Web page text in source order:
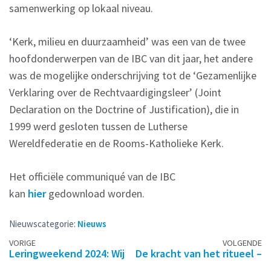
samenwerking op lokaal niveau.
‘Kerk, milieu en duurzaamheid’ was een van de twee
hoofdonderwerpen van de IBC van dit jaar, het andere
was de mogelijke onderschrijving tot de ‘Gezamenlijke
Verklaring over de Rechtvaardigingsleer’ (Joint
Declaration on the Doctrine of Justification), die in
1999 werd gesloten tussen de Lutherse
Wereldfederatie en de Rooms-Katholieke Kerk.
Het officiële communiqué van de IBC
kan hiergedownload worden.
Nieuwscategorie: Nieuws
Berichtennavigatie
VORIGE
Leringweekend 2024: Wij
VOLGENDE
De kracht van het ritueel –